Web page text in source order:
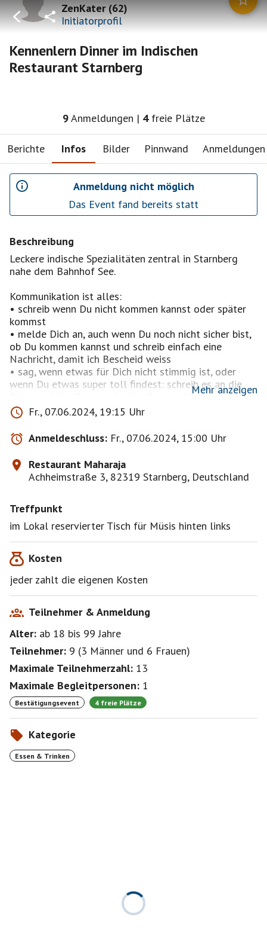
ZenKater(62)
Initiatorprofil
Kennenlern Dinner im Indischen
Restaurant Starnberg
9Anmeldungen | 4 freie Plätze
Berichte Infos Bilder Pinnwand Anmeldungen
Anmeldung nicht möglich
Das Event fand bereits statt
Beschreibung
Leckere indische Spezialitäten zentral in Starnberg
nahe dem Bahnhof See.
Kommunikation ist alles:
• schreib wenn Du nicht kommen kannst oder später
kommst
• melde Dich an, auch wenn Du noch nicht sicher bist,
ob Du kommen kannst und schreib einfach eine
Nachricht, damit ich Bescheid weiss
• sag, wenn etwas für Dich nicht stimmig ist, oder
wenn Du etwas super toll findest: schreib es an die
Pinnwand des Events, damit alle es mitbekommen
• wenn Du absagen musst, dann mach das rechtzeitig
und nicht 5 Minuten vor dem Treffen. So haben andere
noch die Chance zu kommen.
• bitte melde Dich nur an, wenn Du im Profil sichtbar
bist.
Ich freu mich auf einen netten Abend mit Euch
Dies ist ein Event der Funkenflug Gruppe Starnberger
Bitte melde Dich an sofern Du noch nicht Mitglied
bist, um immer über aktuelle Events informiert zu sein,
Mehr anzeigen
Fr., 07.06.2024, 19:15 Uhr
Anmeldeschluss: Fr., 07.06.2024, 15:00 Uhr
Restaurant Maharaja
Achheimstraße 3, 82319 Starnberg, Deutschland
Treffpunkt
im Lokal reservierter Tisch für Müsis hinten links
Kosten
jeder zahlt die eigenen Kosten
Teilnehmer & Anmeldung
Alter: ab 18 bis 99Jahre
Teilnehmer: 9 (3 Männer und 6 Frauen)
Maximale Teilnehmerzahl: 13
Maximale Begleitpersonen: 1
Bestätigungsevent 4 freie Plätze
Kategorie
Essen & Trinken